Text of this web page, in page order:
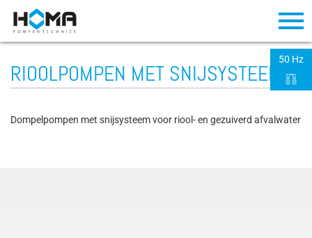
RIOOLPOMPEN MET SNIJSYSTEEM
Dompelpompen met snijsysteem voor riool- en gezuiverd afvalwater
50 Hz